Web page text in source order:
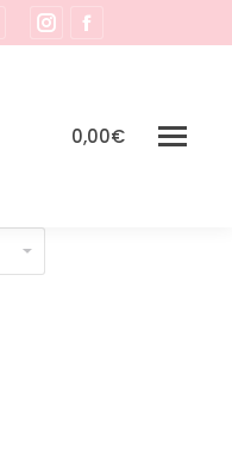
Instagram
page
new
page
in
0,00€